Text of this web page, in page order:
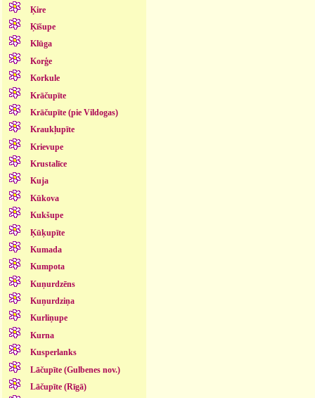
Ķire
Ķīšupe
Klūga
Korģe
Korkule
Krāčupīte
Krāčupīte (pie Vildogas)
Kraukļupīte
Krievupe
Krustalīce
Kuja
Kūkova
Kukšupe
Ķūķupīte
Kumada
Kumpota
Kuņurdzēns
Kuņurdziņa
Kurliņupe
Kurna
Kusperlanks
Lāčupīte (Gulbenes nov.)
Lāčupīte (Rīgā)